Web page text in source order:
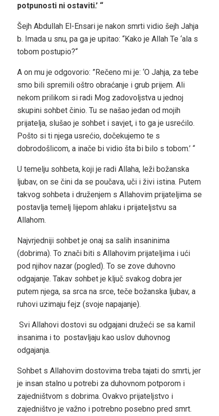
potpunosti ni ostaviti.’ “
Šejh Abdullah El-Ensari je nakon smrti vidio šejh Jahja
b. Imada u snu, pa ga je upitao: “Kako je Allah Te ‘ala s
tobom postupio?“
A on mu je odgovorio: ”Rečeno mi je: ‘O Jahja, za tebe
smo bili spremili oštro obraćanje i grub prijem. Ali
nekom prilikom si radi Mog zadovoljstva u jednoj
skupini sohbet činio. Tu se našao jedan od mojih
prijatelja, slušao je sohbet i savjet, i to ga je usrećilo.
Pošto si ti njega usrećio, dočekujemo te s
dobrodošlicom, a inače bi vidio šta bi bilo s tobom.’ “
U temelju sohbeta, koji je radi Allaha, leži božanska
ljubav, on se čini da se poučava, uči i živi istina. Putem
takvog sohbeta i druženjem s Allahovim prijateljima se
postavlja temelj lijepom ahlaku i prijateljstvu sa
Allahom.
Najvrjedniji sohbet je onaj sa salih insaninima
(dobrima). To znači biti s Allahovim prijateljima i ući
pod njihov nazar (pogled). To se zove duhovno
odgajanje. Takav sohbet je ključ svakog dobra jer
putem njega, sa srca na srce, teče božanska ljubav, a
ruhovi uzimaju fejz (svoje napajanje).
Svi Allahovi dostovi su odgajani družeći se sa kamil
insanima i to postavljaju kao uslov duhovnog
odgajanja.
Sohbet s Allahovim dostovima treba tajati do smrti, jer
je insan stalno u potrebi za duhovnom potporom i
zajedništvom s dobrima. Ovakvo prijateljstvo i
zajedništvo je važno i potrebno posebno pred smrt.